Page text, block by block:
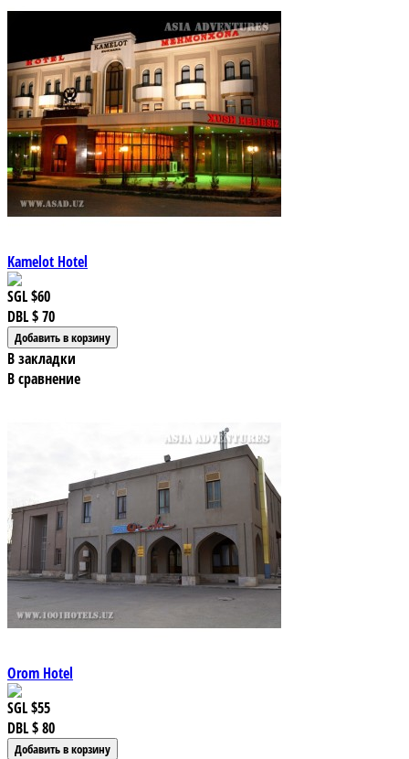
Kamelot Hotel
SGL$60
DBL$ 70
В закладки
В сравнение
Orom Hotel
SGL$55
DBL$ 80